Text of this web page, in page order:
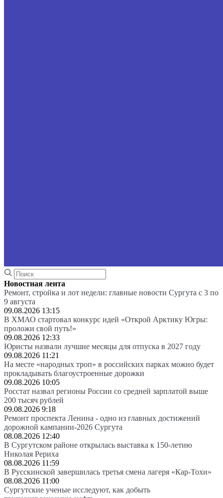
Новостная лента
Ремонт, стройка и лот недели: главные новости Сургута с 3 по
9 августа
09.08.2026 13:15
В ХМАО стартовал конкурс идей «Открой Арктику Югры:
проложи свой путь!»
09.08.2026 12:33
Юристы назвали лучшие месяцы для отпуска в 2027 году
09.08.2026 11:21
На месте «народных троп» в российских парках можно будет
прокладывать благоустроенные дорожки
09.08.2026 10:05
Росстат назвал регионы России со средней зарплатой выше
200 тысяч рублей
09.08.2026 9:18
Ремонт проспекта Ленина - одно из главных достижений
дорожной кампании-2026 Сургута
08.08.2026 12:40
В Сургутском районе открылась выставка к 150-летию
Николая Рериха
08.08.2026 11:59
В Русскинской завершилась третья смена лагеря «Кар-Тохи»
08.08.2026 11:00
Сургутские ученые исследуют, как добыть